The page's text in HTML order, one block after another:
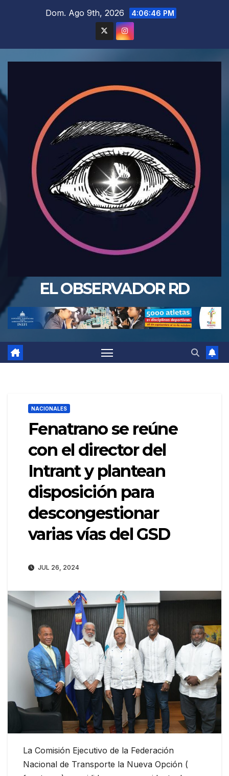
Dom. Ago 9th, 2026 4:06:48 PM
EL OBSERVADOR RD
NACIONALES
Fenatrano se reúne
con el director del
Intrant y plantean
disposición para
descongestionar
varias vías del GSD
JUL 26, 2024
La Comisión Ejecutivo de la Federación
Nacional de Transporte la Nueva Opción (